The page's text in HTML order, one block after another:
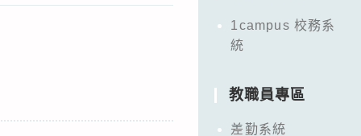
1campus 校務系
統
教職員專區
差勤系統